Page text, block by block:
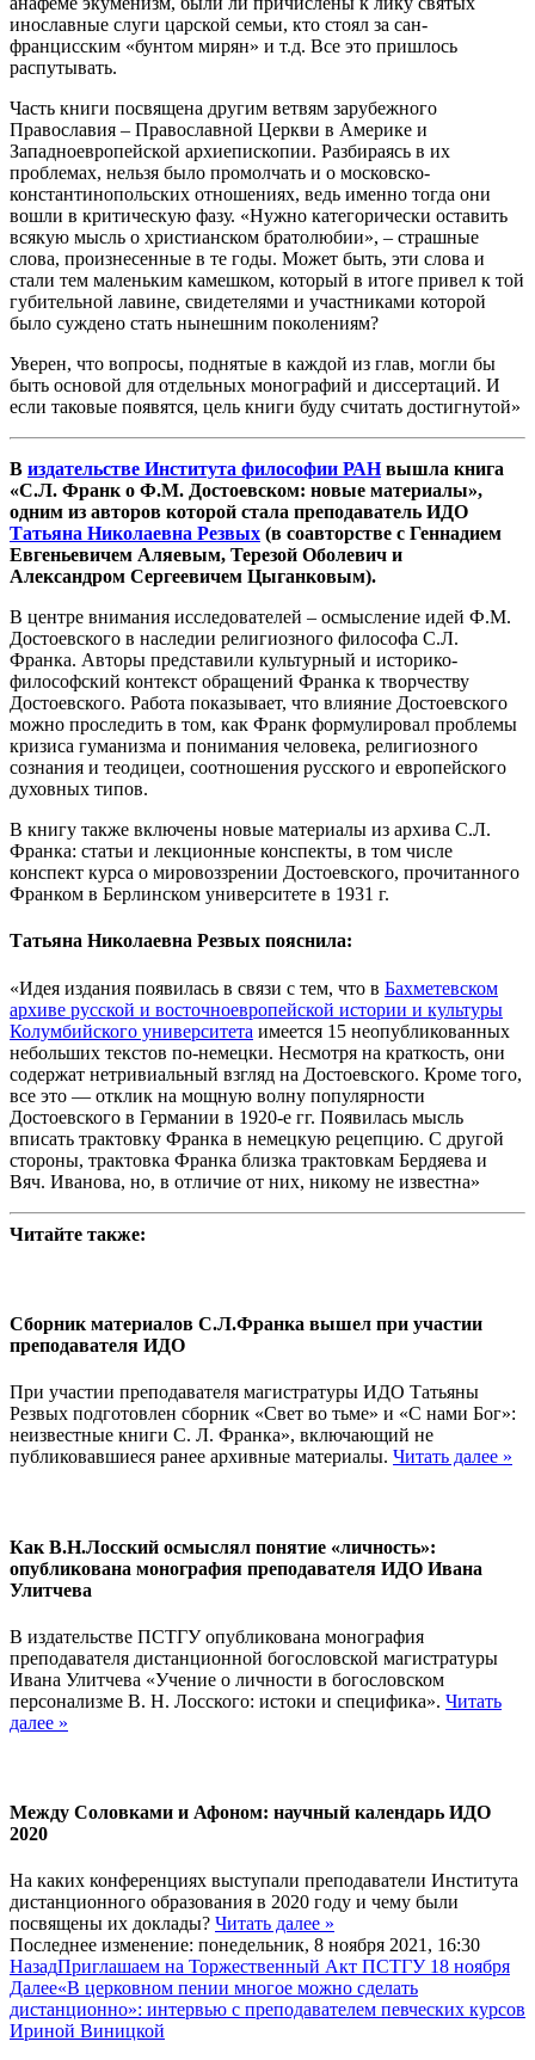
инославные слуги царской семьи, кто стоял за сан-
францисским «бунтом мирян» и т.д. Все это пришлось
распутывать.
Часть книги посвящена другим ветвям зарубежного
Православия – Православной Церкви в Америке и
Западноевропейской архиепископии. Разбираясь в их
проблемах, нельзя было промолчать и о московско-
константинопольских отношениях, ведь именно тогда они
вошли в критическую фазу. «Нужно категорически оставить
всякую мысль о христианском братолюбии», – страшные
слова, произнесенные в те годы. Может быть, эти слова и
стали тем маленьким камешком, который в итоге привел к той
губительной лавине, свидетелями и участниками которой
было суждено стать нынешним поколениям?
Уверен, что вопросы, поднятые в каждой из глав, могли бы
быть основой для отдельных монографий и диссертаций. И
если таковые появятся, цель книги буду считать достигнутой»
В издательстве Института философии РАНвышла книга
«С.Л. Франк о Ф.М. Достоевском: новые материалы»,
одним из авторов которой стала преподаватель ИДО
Татьяна Николаевна Резвых (в соавторстве с Геннадием
Евгеньевичем Аляевым, Терезой Оболевич и
Александром Сергеевичем Цыганковым).
В центре внимания исследователей – осмысление идей Ф.М.
Достоевского в наследии религиозного философа С.Л.
Франка. Авторы представили культурный и историко-
философский контекст обращений Франка к творчеству
Достоевского. Работа показывает, что влияние Достоевского
можно проследить в том, как Франк формулировал проблемы
кризиса гуманизма и понимания человека, религиозного
сознания и теодицеи, соотношения русского и европейского
духовных типов.
В книгу также включены новые материалы из архива С.Л.
Франка: статьи и лекционные конспекты, в том числе
конспект курса о мировоззрении Достоевского, прочитанного
Франком в Берлинском университете в 1931 г.
Татьяна Николаевна Резвых пояснила:
«Идея издания появилась в связи с тем, что в Бахметевском
архиве русской и восточноевропейской истории и культуры
Колумбийского университета имеется 15 неопубликованных
небольших текстов по-немецки. Несмотря на краткость, они
содержат нетривиальный взгляд на Достоевского. Кроме того,
все это — отклик на мощную волну популярности
Достоевского в Германии в 1920-е гг. Появилась мысль
вписать трактовку Франка в немецкую рецепцию. С другой
стороны, трактовка Франка близка трактовкам Бердяева и
Вяч. Иванова, но, в отличие от них, никому не известна»
Читайте также:
Сборник материалов С.Л.Франка вышел при участии
преподавателя ИДО
При участии преподавателя магистратуры ИДО Татьяны
Резвых подготовлен сборник «Свет во тьме» и «С нами Бог»:
неизвестные книги С. Л. Франка», включающий не
публиковавшиеся ранее архивные материалы. Читать далее »
Как В.Н.Лосский осмыслял понятие «личность»:
опубликована монография преподавателя ИДО Ивана
Улитчева
В издательстве ПСТГУ опубликована монография
преподавателя дистанционной богословской магистратуры
Ивана Улитчева «Учение о личности в богословском
персонализме В. Н. Лосского: истоки и специфика». Читать
далее »
Между Соловками и Афоном: научный календарь ИДО
2020
На каких конференциях выступали преподаватели Института
дистанционного образования в 2020 году и чему были
посвящены их доклады? Читать далее »
Последнее изменение: понедельник, 8 ноября 2021, 16:30
НазадПриглашаем на Торжественный Акт ПСТГУ 18 ноября
Далее«В церковном пении многое можно сделать
дистанционно»: интервью с преподавателем певческих курсов
Ириной Виницкой